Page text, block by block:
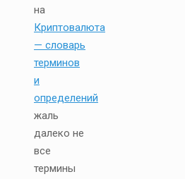
на
Криптовалюта
— словарь
терминов
и
определений
жаль
далеко не
все
термины